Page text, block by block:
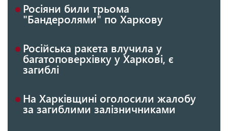
Росіяни били трьома
"Бандеролями" по Харкову
Російська ракета влучила у
багатоповерхівку у Харкові, є
загиблі
На Харківщині оголосили жалобу
за загиблими залізничниками